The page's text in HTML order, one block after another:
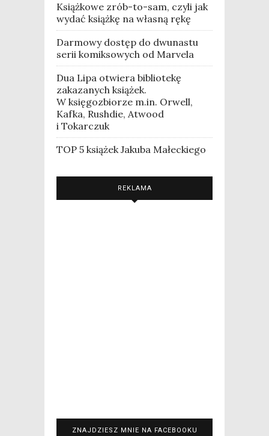
Książkowe zrób-to-sam, czyli jak
wydać książkę na własną rękę
Darmowy dostęp do dwunastu
serii komiksowych od Marvela
Dua Lipa otwiera bibliotekę
zakazanych książek.
W księgozbiorze m.in. Orwell,
Kafka, Rushdie, Atwood
i Tokarczuk
TOP 5 książek Jakuba Małeckiego
REKLAMA
ZNAJDZIESZ MNIE NA FACEBOOKU